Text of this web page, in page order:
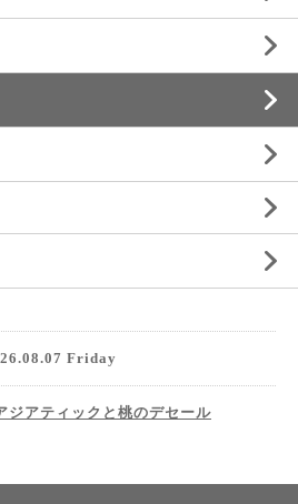
Friday
ジアティックと桃のデセール